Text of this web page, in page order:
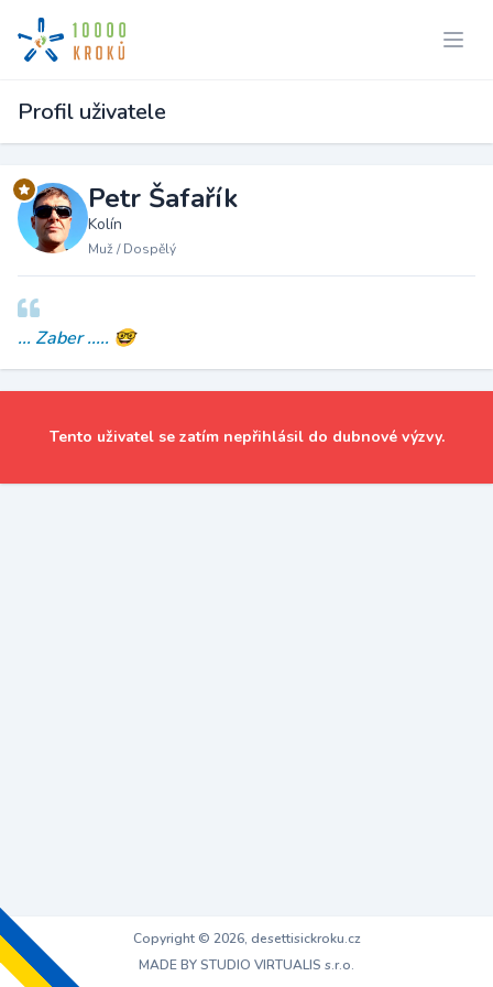
Profil uživatele
Petr Šafařík
Kolín
Muž / Dospělý
... Zaber ..... 🤓
Tento uživatel se zatím nepřihlásil do dubnové výzvy.
Copyright © 2026, desettisickroku.cz
MADE BY STUDIO VIRTUALIS s.r.o.